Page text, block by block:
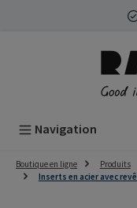
Passer au contenu
Navigation
Boutique en ligne Produits
Inserts en acier avec